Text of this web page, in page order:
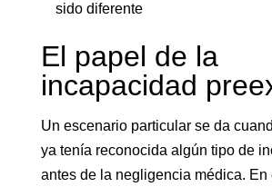
sido diferente
El papel de la
incapacidad
Un escenario particular se da
ya tenía reconocida algún tipo de
antes de la negligencia médica. En